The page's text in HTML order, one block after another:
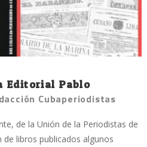
Editorial Pablo
Cubaperiodistas
de la Unión de la Periodistas de
de libros publicados algunos